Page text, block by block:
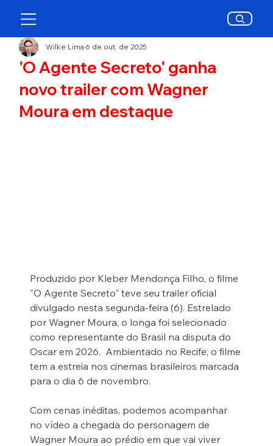
'O Agente Secreto' ganha
novo trailer com Wagner
Moura em destaque
Wilke Lima6 de out. de 2025
Produzido por Kleber Mendonça Filho, o filme
"O Agente Secreto" teve seu trailer oficial
divulgado nesta segunda-feira (6). Estrelado
por Wagner Moura, o longa foi selecionado
como representante do Brasil na disputa do
Oscar em 2026.  Ambientado no Recife, o filme
tem a estreia nos cinemas brasileiros marcada
para o dia 6 de novembro.
Com cenas inéditas, podemos acompanhar
no vídeo a chegada do personagem de
Wagner Moura ao prédio em que vai viver